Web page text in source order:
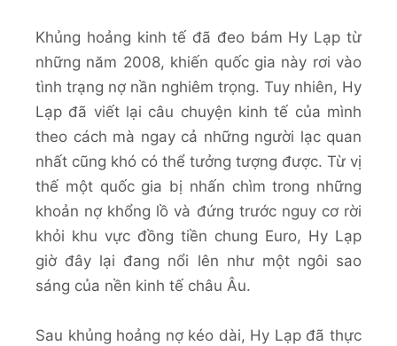
Khủng hoảng kinh tế đã đeo bám Hy Lạp từ
những năm 2008, khiến quốc gia này rơi vào
tình trạng nợ nần nghiêm trọng. Tuy nhiên, Hy
Lạp đã viết lại câu chuyện kinh tế của mình
theo cách mà ngay cả những người lạc quan
nhất cũng khó có thể tưởng tượng được. Từ vị
thế một quốc gia bị nhấn chìm trong những
khoản nợ khổng lồ và đứng trước nguy cơ rời
khỏi khu vực đồng tiền chung Euro, Hy Lạp
giờ đây lại đang nổi lên như một ngôi sao
sáng của nền kinh tế châu Âu.
Sau khủng hoảng nợ kéo dài, Hy Lạp đã thực